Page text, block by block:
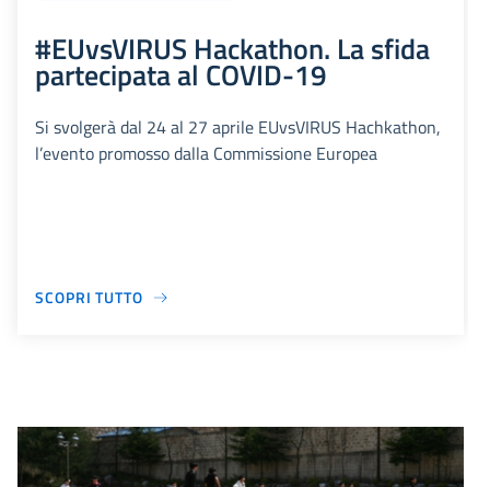
#EUvsVIRUS Hackathon. La sfida
partecipata al COVID-19
Si svolgerà dal 24 al 27 aprile EUvsVIRUS Hachkathon,
l’evento promosso dalla Commissione Europea
SCOPRI TUTTO